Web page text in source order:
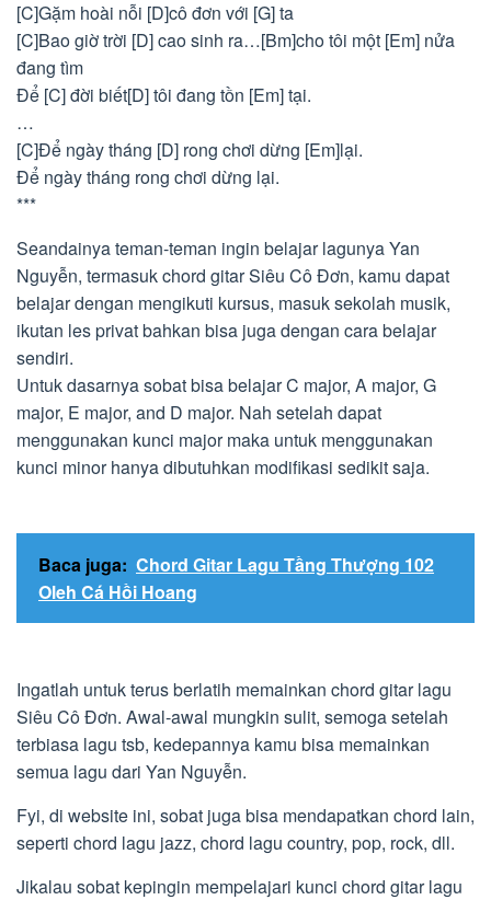
[C]Gặm hoài nỗi [D]cô đơn với [G] ta
[C]Bao giờ trời [D] cao sinh ra…[Bm]cho tôi một [Em] nửa
đang tìm
Để [C] đời biết[D] tôi đang tồn [Em] tại.
…
[C]Để ngày tháng [D] rong chơi dừng [Em]lại.
Để ngày tháng rong chơi dừng lại.
***
Seandainya teman-teman ingin belajar lagunya Yan
Nguyễn, termasuk chord gitar Siêu Cô Đơn, kamu dapat
belajar dengan mengikuti kursus, masuk sekolah musik,
ikutan les privat bahkan bisa juga dengan cara belajar
sendiri.
Untuk dasarnya sobat bisa belajar C major, A major, G
major, E major, and D major. Nah setelah dapat
menggunakan kunci major maka untuk menggunakan
kunci minor hanya dibutuhkan modifikasi sedikit saja.
Baca juga: Chord Gitar Lagu Tầng Thượng 102
Oleh Cá Hồi Hoang
Ingatlah untuk terus berlatih memainkan chord gitar lagu
Siêu Cô Đơn. Awal-awal mungkin sulit, semoga setelah
terbiasa lagu tsb, kedepannya kamu bisa memainkan
semua lagu dari Yan Nguyễn.
Fyi, di website ini, sobat juga bisa mendapatkan chord lain,
seperti chord lagu jazz, chord lagu country, pop, rock, dll.
Jikalau sobat kepingin mempelajari kunci chord gitar lagu